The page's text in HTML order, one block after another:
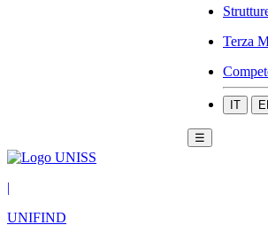
Terza
IT
☰
|
UNIFIND